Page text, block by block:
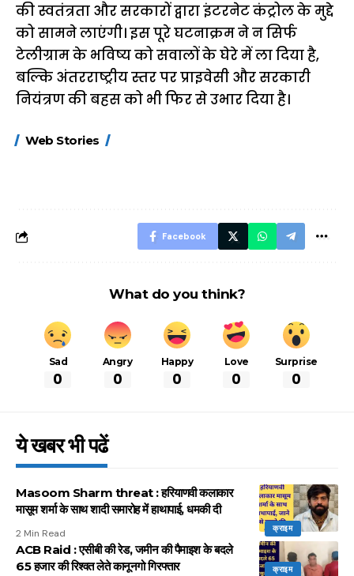
की स्वतंत्रता और सरकारों द्वारा इंटरनेट कंट्रोल के मुद्दे
को सामने लाएंगी। इस पूरे घटनाक्रम ने न सिर्फ
टेलीग्राम के भविष्य को सवालों के घेरे में ला दिया है,
बल्कि अंतरराष्ट्रीय स्तर पर प्राइवेसी और सरकारी
नियंत्रण की बहस को भी फिर से उभार दिया है।
Web Stories
FASTag के ये नए
Facebook
What do you think?
Sad
0
Angry
0
Happy
0
Love
0
Surprise
0
ये खबर भी पढें
क्राइम
Masoom Sharm threat : हरियाणवी कलाकार
मासूम शर्मा के साथ शादी समारोह में हाथापाई, धमकी दी
2 Min Read
क्राइम
ACB Raid : एसीबी की रेड, जमीन की पैमाइश के बदले
65 हजार की रिश्वत लेते कानूनगो गिरफ्तार